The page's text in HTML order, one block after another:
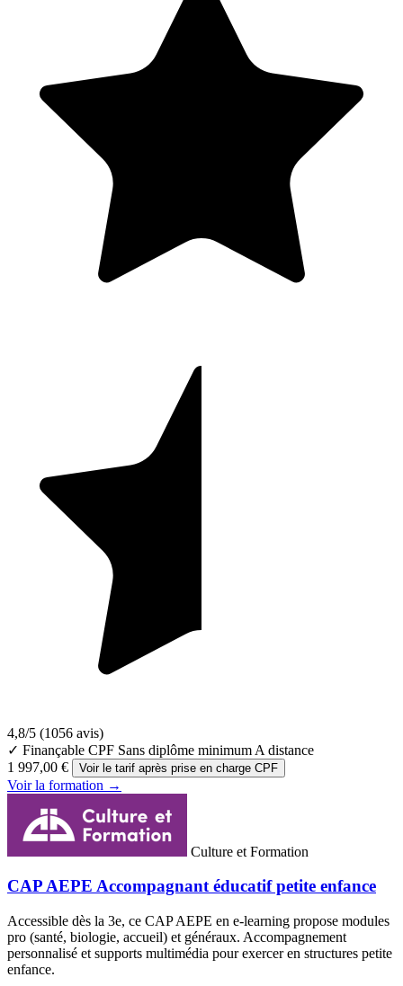
4,8/5 (1056 avis)
✓ Finançable CPF Sans diplôme minimum A distance
1 997,00 €
Voir le tarif après prise en charge CPF
Voir la formation →
Culture et Formation
CAP AEPE Accompagnant éducatif petite enfance
Accessible dès la 3e, ce CAP AEPE en e-learning propose modules
pro (santé, biologie, accueil) et généraux. Accompagnement
personnalisé et supports multimédia pour exercer en structures petite
enfance.